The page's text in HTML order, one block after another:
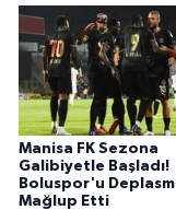
Manisa FK Sezona
Galibiyetle Başladı!
Boluspor'u
Mağlup Etti